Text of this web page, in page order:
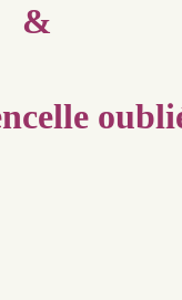
&